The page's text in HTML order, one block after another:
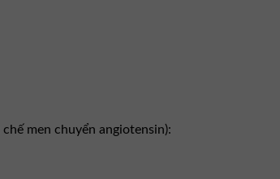
men chuyển angiotensin):